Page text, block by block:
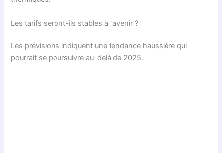
Les tarifs seront-ils stables à l’avenir ?
Les prévisions indiquent une tendance haussière qui
pourrait se poursuivre au-delà de 2025.